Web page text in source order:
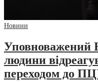
Новини
Уповноважений
людини
переходом до